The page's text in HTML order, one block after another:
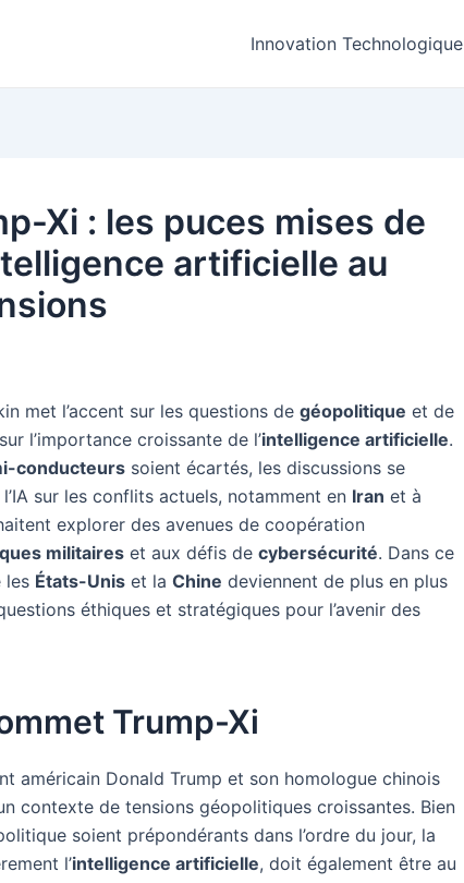
Innovation Technologique
Xi : les puces mises de
artificielle au
met l’accent sur les questions de géopolitique et de
l’importance croissante de l’intelligence artificielle.
conducteurs soient écartés, les discussions se
sur les conflits actuels, notamment en Iran et à
explorer des avenues de coopération
militaires et aux défis de cybersécurité. Dans ce
les États-Unis et la Chine deviennent de plus en plus
éthiques et stratégiques pour l’avenir des
Trump-Xi
américain Donald Trump et son homologue chinois
contexte de tensions géopolitiques croissantes. Bien
soient prépondérants dans l’ordre du jour, la
l’intelligence artificielle, doit également être au